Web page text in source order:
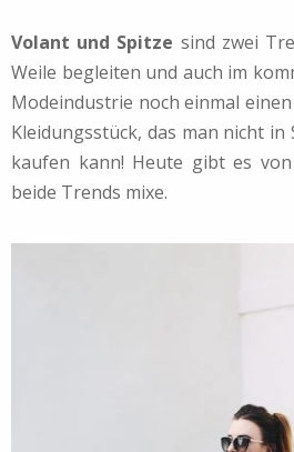
Volant und Spitze sind zwei
Weile begleiten und auch im
Modeindustrie noch einmal
Kleidungsstück, das man nicht
kaufen kann! Heute gibt es
beide Trends mixe.